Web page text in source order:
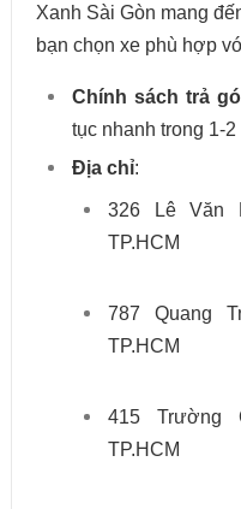
Xanh Sài Gòn mang
bạn chọn xe phù hợp
Chính sách trả
tục nhanh trong 1-2
Địa chỉ:
326 Lê Văn
TP.HCM
787 Quang
TP.HCM
415 Trường
TP.HCM